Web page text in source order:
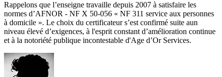
Rappelons que l’enseigne travaille depuis 2007 à satisfaire les
normes d’AFNOR - NF X 50-056 « NF 311 service aux personnes
à domicile ». Le choix du certificateur s’est confirmé suite aun
niveau élevé d’exigences, à l'esprit constant d’amélioration continue
et à la notoriété publique incontestable d'Age d’Or Services.